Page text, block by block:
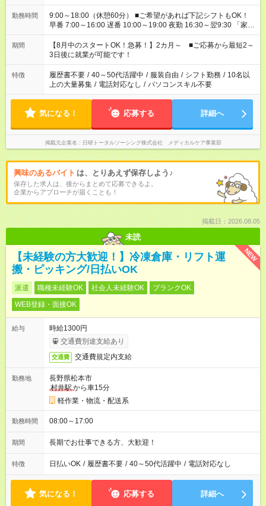
勤務時間
9:00～18:00（休憩60分） ■ご希望があれば下記シフトもOK！
早番 7:00～16:00 遅番 10:00～19:00 夜勤 16:30～翌9:30 「家族
と休みを合わせたい」 「余裕を持って夕飯の準備がしたい」
「できれば残業はしたくない」 など、ご希望を教えてください
ね。 ※Wワーク希望の方へ 今ご覧のお仕事で希望する勤務時間
と、もう1つのお仕事の勤務時間。 合計で週40時間を超える場
合は応募できません。
期間
【8月中のスタートOK！急募！】2カ月～ ■ご応募から最短2～
3日後に就業が可能です！
特徴 履歴書不要 / 40～50代活躍中 / 服装自由 / シフト勤務 / 10名以
上の大量募集 / 電話対応なし / パソコンスキル不要
気になる！ 応募する 詳細へ
掲載元企業名 日研トータルソーシング株式会社 メディカルケア事業部
興味のあるバイト は、とりあえず保存しよう♪
保存した求人は、後からまとめて応募できるよ。
企業からアプローチが届くことも！
掲載日：2026.08.05
未読
NEW
【未経験の方大歓迎！】冷凍倉庫・リフト運
搬・ピッキング/日払いOK
派遣 職種未経験OK 社会人未経験OK
ブランクOK
WEB登録・面接OK
給与
時給1300円
交通費別途支給あり
交通費 交通費規定内支給
勤務地
長野県松本市
村井駅から車15分
軽作業・物流・配送系
勤務時間 08:00～17:00
期間 長期でお仕事できる方、大歓迎！
特徴 日払いOK / 履歴書不要 / 40～50代活躍中 / 電話対応なし
気になる！ 応募する 詳細へ